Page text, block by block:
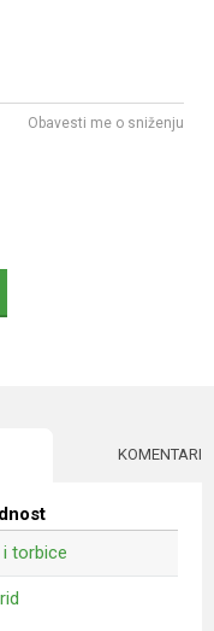
Obavesti me o sniženju
KOMENTARI
i torbice